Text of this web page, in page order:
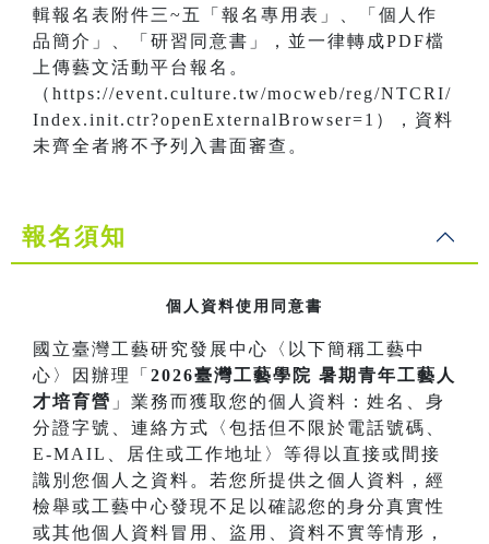
輯報名表附件三~五「報名專用表」、「個人作
品簡介」、「研習同意書」，並一律轉成PDF檔
上傳藝文活動平台報名。
（https://event.culture.tw/mocweb/reg/NTCRI/
Index.init.ctr?openExternalBrowser=1），資料
未齊全者將不予列入書面審查。
報名須知
個人資料使用同意書
國立臺灣工藝研究發展中心〈以下簡稱工藝中
心〉因辦理「 2026臺灣工藝學院 暑期青年工藝人
才培育營 」業務而獲取您的個人資料：姓名、身
分證字號、連絡方式〈包括但不限於電話號碼、
E-MAIL、居住或工作地址〉等得以直接或間接
識別您個人之資料。若您所提供之個人資料，經
檢舉或工藝中心發現不足以確認您的身分真實性
或其他個人資料冒用、盜用、資料不實等情形，